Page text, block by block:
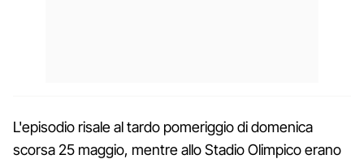
L'episodio risale al tardo pomeriggio di domenica
scorsa 25 maggio, mentre allo Stadio Olimpico erano